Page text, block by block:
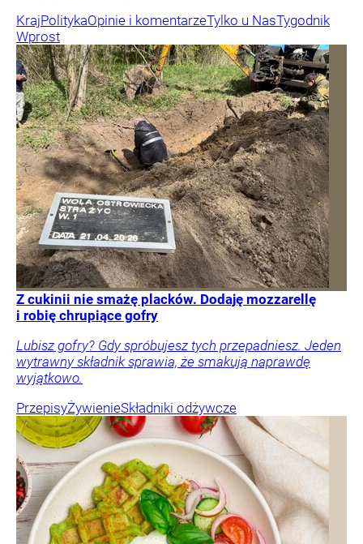
KrajPolitykaOpinie i komentarzeTylko u NasTygodnik
Wprost
Z cukinii nie smażę placków. Dodaję mozzarellę
i robię chrupiące gofry
Lubisz gofry? Gdy spróbujesz tych przepadniesz. Jeden
wytrawny składnik sprawia, że smakują naprawdę
wyjątkowo.
PrzepisyŻywienieSkładniki odżywcze